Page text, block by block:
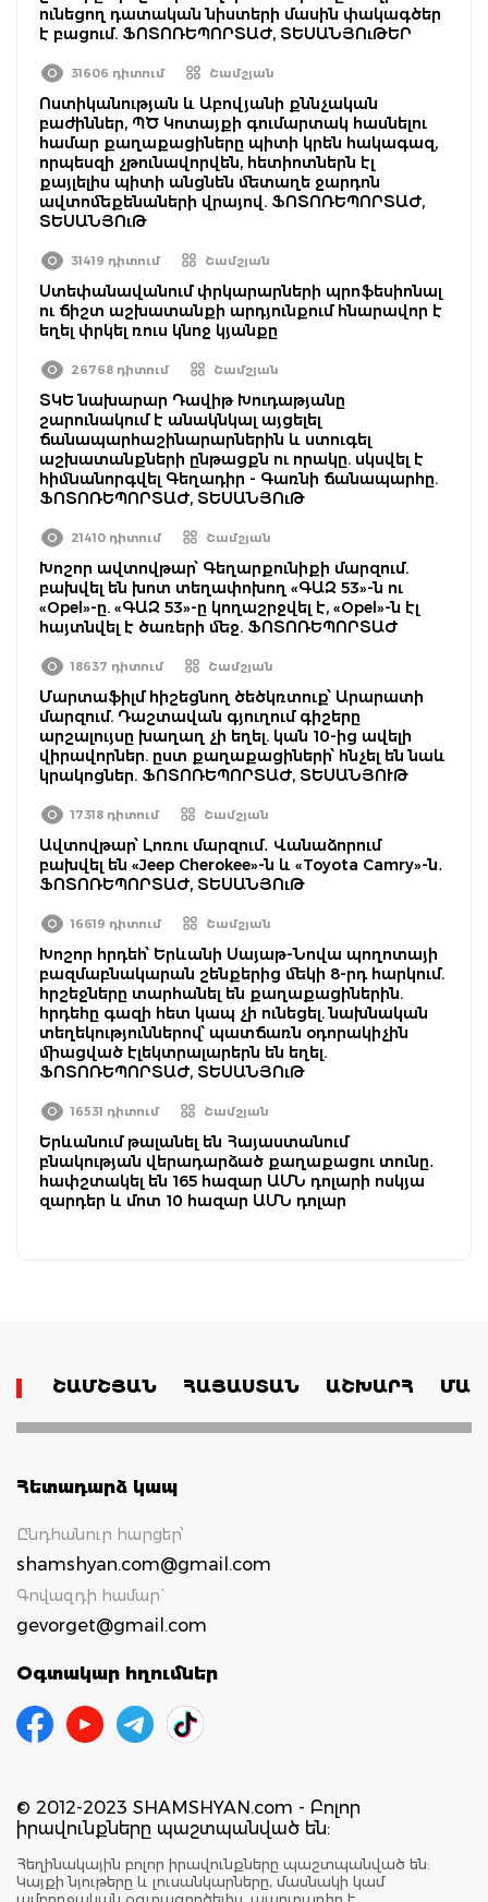
ունեցող դատական նիստերի մասին փակագծեր
է բացում. ՖՈՏՈՌԵՊՈՐՏԱԺ, ՏԵՍԱՆՅՈւԹԵՐ
31606 դիտում Շամշյան
Ոստիկանության և Աբովյանի քննչական
բաժիններ, ՊԾ Կոտայքի գումարտակ հասնելու
համար քաղաքացիները պիտի կրեն հակագազ,
որպեսզի չթունավորվեն, հետիոտներն էլ
քայլելիս պիտի անցնեն մետաղե ջարդոն
ավտոմեքենաների վրայով. ՖՈՏՈՌԵՊՈՐՏԱԺ,
ՏԵՍԱՆՅՈւԹ
31419 դիտում Շամշյան
Ստեփանավանում փրկարարների պրոֆեսիոնալ
ու ճիշտ աշխատանքի արդյունքում հնարավոր է
եղել փրկել ռուս կնոջ կյանքը
26768 դիտում Շամշյան
ՏԿԵ նախարար Դավիթ Խուդաթյանը
շարունակում է անակնկալ այցելել
ճանապարհաշինարարներին և ստուգել
աշխատանքների ընթացքն ու որակը. սկսվել է
հիմնանորգվել Գեղադիր - Գառնի ճանապարհը.
ՖՈՏՈՌԵՊՈՐՏԱԺ, ՏԵՍԱՆՅՈւԹ
21410 դիտում Շամշյան
Խոշոր ավտովթար՝ Գեղարքունիքի մարզում.
բախվել են խոտ տեղափոխող «ԳԱԶ 53»-ն ու
«Opel»-ը. «ԳԱԶ 53»-ը կողաշրջվել է, «Opel»-ն էլ
հայտնվել է ծառերի մեջ. ՖՈՏՈՌԵՊՈՐՏԱԺ
18637 դիտում Շամշյան
Մարտաֆիլմ հիշեցնող ծեծկռտուք՝ Արարատի
մարզում. Դաշտավան գյուղում գիշերը
արշալույսը խաղաղ չի եղել. կան 10-ից ավելի
վիրավորներ. ըստ քաղաքացիների՝ հնչել են նաև
կրակոցներ. ՖՈՏՈՌԵՊՈՐՏԱԺ, ՏԵՍԱՆՅՈՒԹ
17318 դիտում Շամշյան
Ավտովթար՝ Լոռու մարզում․ Վանաձորում
բախվել են «Jeep Cherokee»-ն և «Toyota Camry»-ն․
ՖՈՏՈՌԵՊՈՐՏԱԺ, ՏԵՍԱՆՅՈւԹ
16619 դիտում Շամշյան
Խոշոր հրդեհ՝ Երևանի Սայաթ-Նովա պողոտայի
բազմաբնակարան շենքերից մեկի 8-րդ հարկում.
հրշեջները տարհանել են քաղաքացիներին.
հրդեհը գազի հետ կապ չի ունեցել. նախնական
տեղեկություններով՝ պատճառն օդորակիչին
միացված էլեկտրալարերն են եղել.
ՖՈՏՈՌԵՊՈՐՏԱԺ, ՏԵՍԱՆՅՈւԹ
16531 դիտում Շամշյան
Երևանում թալանել են Հայաստանում
բնակության վերադարձած քաղաքացու տունը․
հափշտակել են 165 հազար ԱՄՆ դոլարի ոսկյա
զարդեր և մոտ 10 հազար ԱՄՆ դոլար
ՇԱՄՇՅԱՆ ՀԱՅԱՍՏԱՆ ԱՇԽԱՐՀ
Հետադարձ կապ
Ընդհանուր հարցեր՝
shamshyan.com@gmail.com
Գովազդի համար`
gevorget@gmail.com
Օգտակար հղումներ
© 2012-2023 SHAMSHYAN.com - Բոլոր
իրավունքները պաշտպանված են:
Հեղինակային բոլոր իրավունքները պաշտպանված են:
Կայքի նյութերը և լուսանկարները, մասնակի կամ
ամբողջական օգտագործելիս, պարտադիր է